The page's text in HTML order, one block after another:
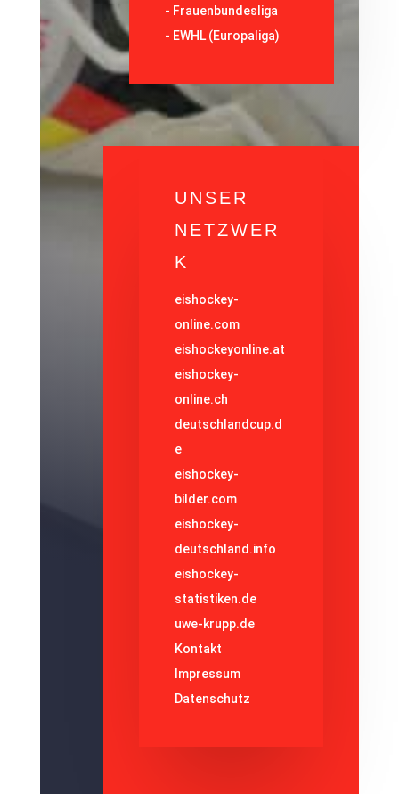
- Frauenbundesliga
- EWHL (Europaliga)
UNSER
NETZWER
K
eishockey-
online.com
eishockeyonline.at
eishockey-
online.ch
deutschlandcup.d
e
eishockey-
bilder.com
eishockey-
deutschland.info
eishockey-
statistiken.de
uwe-krupp.de
Kontakt
Impressum
Datenschutz